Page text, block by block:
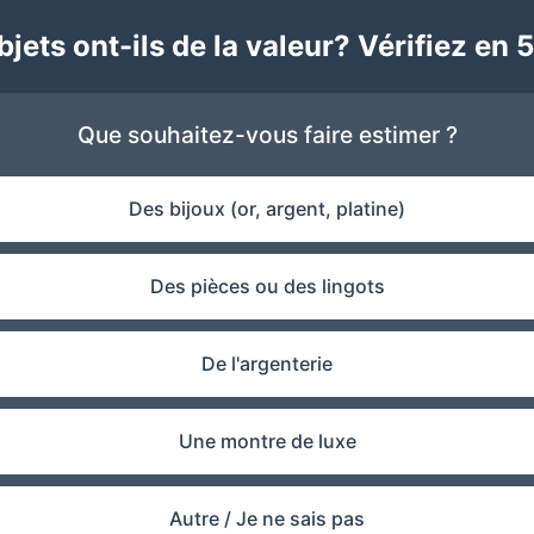
ont-ils de la valeur? Vérifiez en
Que souhaitez-vous faire estimer ?
Des bijoux (or, argent, platine)
Des pièces ou des lingots
De l'argenterie
Une montre de luxe
Autre / Je ne sais pas